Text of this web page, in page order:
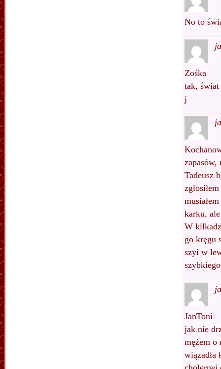
No to
Zośka
tak, świat
j
zapasów,
Tadeusz
karku,
W
go kręgu
szyi w
JanToni
jak nie
mężem o
wiązadła